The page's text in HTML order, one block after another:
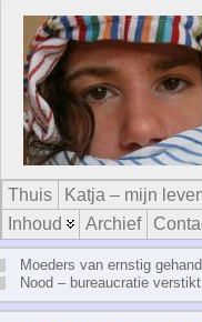
Thuis Katja – mijn
Inhoud
Archief
Moeders van ernstig
Nood – bureaucratie